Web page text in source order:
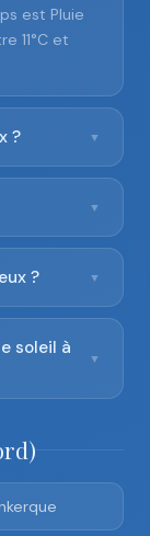
est Pluie
11°C et
? ▼
▼
? ▼
soleil à
▼